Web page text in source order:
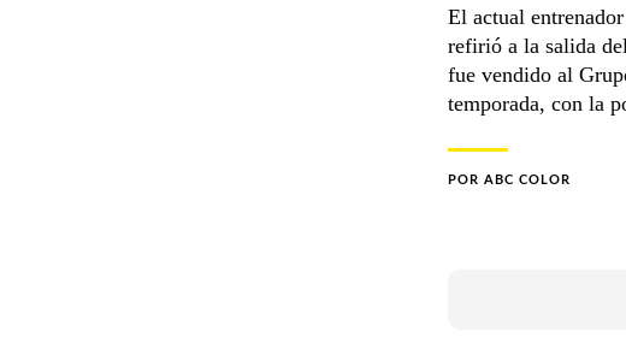
El actual
refirió a la salida
fue vendido al
temporada, con la
POR ABC COLOR